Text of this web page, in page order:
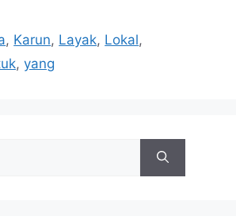
, Karun, Layak, Lokal,
, yang